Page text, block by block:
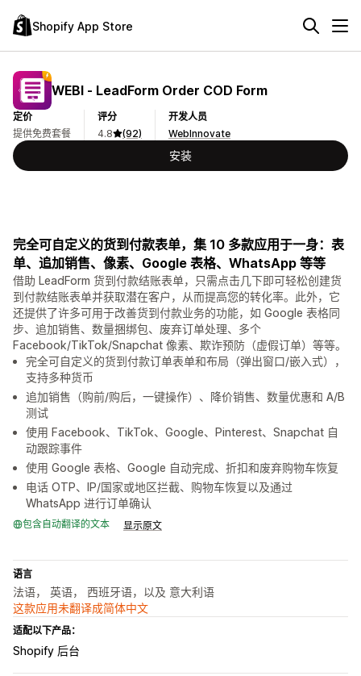
Shopify App Store
WEBI ‑ LeadForm Order COD Form
定价
提供免费套餐
评分
4.8
(92)
开发人员
WebInnovate
安装
完全可自定义的货到付款表单，集 10 多款应用于一身：表
单、追加销售、像素、Google 表格、WhatsApp 等等
借助 LeadForm 货到付款结账表单，只需点击几下即可轻松创建货
到付款结账表单并获取潜在客户，从而提高您的转化率。此外，它
还提供了许多可用于改善货到付款业务的功能，如 Google 表格同
步、追加销售、数量捆绑包、废弃订单处理、多个
Facebook/TikTok/Snapchat 像素、欺诈预防（虚假订单）等等。
完全可自定义的货到付款订单表单和布局（弹出窗口/嵌入式），
支持多种货币
追加销售（购前/购后，一键操作）、降价销售、数量优惠和 A/B
测试
使用 Facebook、TikTok、Google、Pinterest、Snapchat 自
动跟踪事件
使用 Google 表格、Google 自动完成、折扣和废弃购物车恢复
电话 OTP、IP/国家或地区拦截、购物车恢复以及通过
WhatsApp 进行订单确认
包含自动翻译的文本 显示原文
语言
法语， 英语， 西班牙语，以及 意大利语
这款应用未翻译成简体中文
适配以下产品：
Shopify 后台